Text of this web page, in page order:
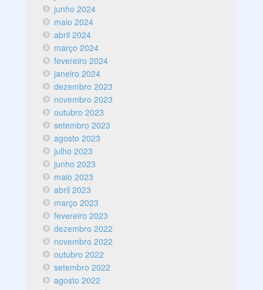
junho 2024
maio 2024
abril 2024
março 2024
fevereiro 2024
janeiro 2024
dezembro 2023
novembro 2023
outubro 2023
setembro 2023
agosto 2023
julho 2023
junho 2023
maio 2023
abril 2023
março 2023
fevereiro 2023
dezembro 2022
novembro 2022
outubro 2022
setembro 2022
agosto 2022